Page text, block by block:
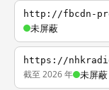
http://fbcdn-
未屏蔽
https://
截至 2026 年 未屏蔽